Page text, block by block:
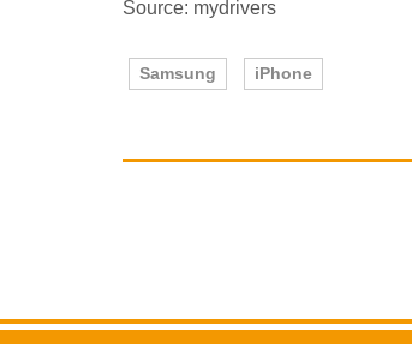
Source: mydrivers
Samsung iPhone